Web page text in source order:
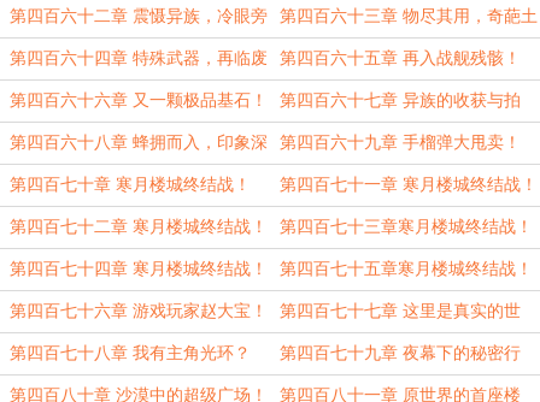
衅！
第四百六十二章 震慑异族，冷眼旁
观！
第四百六十三章 物尽其用，奇葩土
豪！
第四百六十四章 特殊武器，再临废
墟！
第四百六十五章 再入战舰残骸！
第四百六十六章 又一颗极品基石！ 第四百六十七章 异族的收获与拍
卖！
第四百六十八章 蜂拥而入，印象深
刻
第四百六十九章 手榴弹大甩卖！
第四百七十章 寒月楼城终结战！
（一）
第四百七十一章 寒月楼城终结战！
（二）
第四百七十二章 寒月楼城终结战！
（三）
第四百七十三章寒月楼城终结战！
（四）
第四百七十四章 寒月楼城终结战！
（五）
第四百七十五章寒月楼城终结战！
（完）
第四百七十六章 游戏玩家赵大宝！ 第四百七十七章 这里是真实的世
界！
第四百七十八章 我有主角光环？ 第四百七十九章 夜幕下的秘密行
动！
第四百八十章 沙漠中的超级广场！ 第四百八十一章 原世界的首座楼